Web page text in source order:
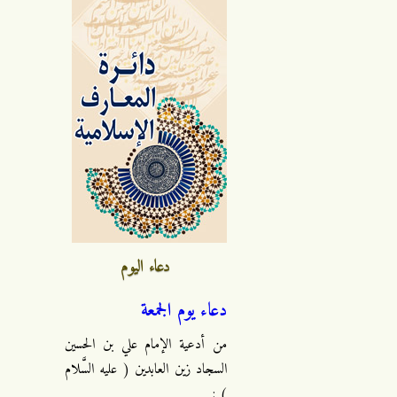
دعاء اليوم
دعاء يوم الجمعة
من أدعية الإمام علي بن الحسين
السجاد زين العابدين ( عليه السَّلام